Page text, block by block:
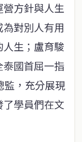
方針與人生
對別人有用
生；盧育駿
國首屈一指
監，充分展現
學員們在文